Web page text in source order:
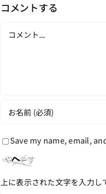
コメントする
Save my name, email,
上に表示された文字を入力し